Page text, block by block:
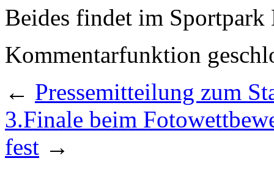
Beides findet im
Kommentarfunktion
← Pressemitteilung zum
3.Finale beim
fest →